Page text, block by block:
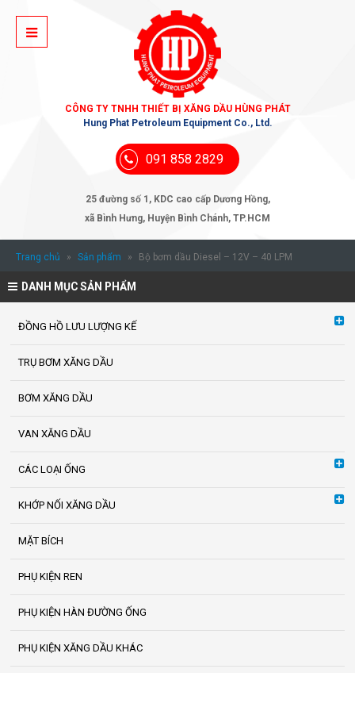
CÔNG TY TNHH THIẾT BỊ XĂNG DẦU HÙNG PHÁT
Hung Phat Petroleum Equipment Co., Ltd.
091 858 2829
25 đường số 1, KDC cao cấp Dương Hồng,
xã Bình Hưng, Huyện Bình Chánh, TP.HCM
Trang chủ » Sản phẩm » Bộ bơm dầu Diesel – 12V – 40 LPM
DANH MỤC SẢN PHẨM
ĐỒNG HỒ LƯU LƯỢNG KẾ
TRỤ BƠM XĂNG DẦU
BƠM XĂNG DẦU
VAN XĂNG DẦU
CÁC LOẠI ỐNG
KHỚP NỐI XĂNG DẦU
MẶT BÍCH
PHỤ KIỆN REN
PHỤ KIỆN HÀN ĐƯỜNG ỐNG
PHỤ KIỆN XĂNG DẦU KHÁC